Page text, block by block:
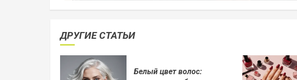
ДРУГИЕ СТАТЬИ
Белый цвет волос: